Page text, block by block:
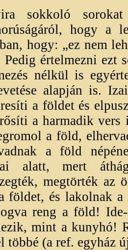
sokkoló
hogy a
hogy: „ez nem
Pedig értelmezni ezt
nélkül is
alapján is.
a földet és
a harmadik
a föld,
a föld
alatt, mert
megtörték az
földet, és lakolnak
reng a föld! Ide-
mint a kunyhó!
többé (a ref. egyház